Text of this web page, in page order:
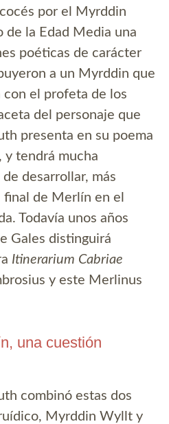
por el Myrddin
de la Edad Media una
poéticas de carácter
a un Myrddin que
el profeta de los
del personaje que
presenta en su poema
, y tendrá mucha
desarrollar, más
de Merlín en el
Todavía unos años
Gales distinguirá
Itinerarium Cabriae
y este Merlinus
una cuestión
combinó estas dos
Myrddin Wyllt y